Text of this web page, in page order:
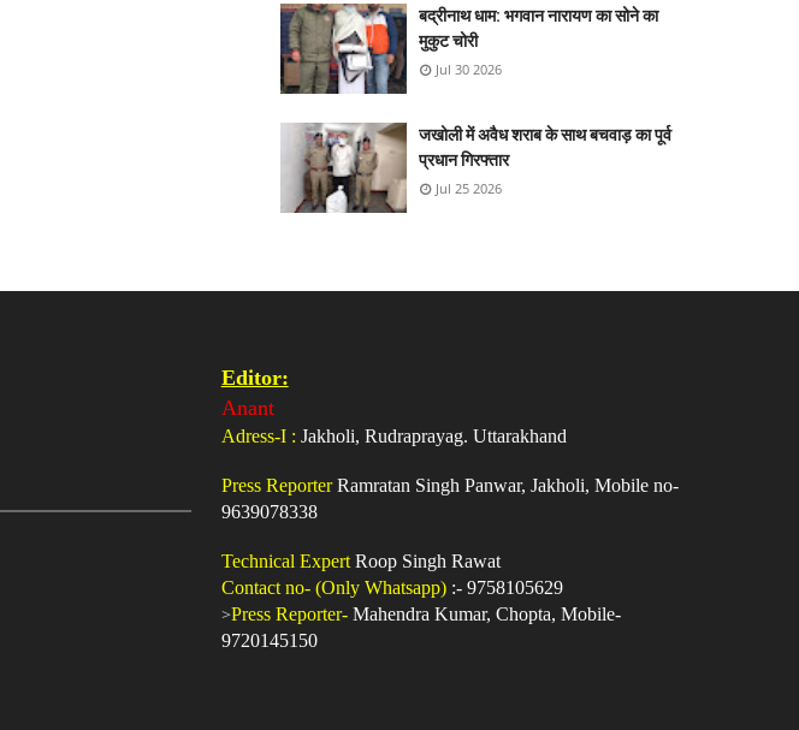
बद्रीनाथ धाम: भगवान नारायण का सोने का
मुकुट चोरी
Jul 30 2026
जखोली में अवैध शराब के साथ बचवाड़ का पूर्व
प्रधान गिरफ्तार
Jul 25 2026
Editor:
Anant
Adress-I : Jakholi, Rudraprayag. Uttarakhand
Press ReporterRamratan Singh Panwar, Jakholi, Mobile no-
9639078338
Technical ExpertRoop Singh Rawat
Contact no- (Only Whatsapp) :- 9758105629
>Press Reporter-Mahendra Kumar, Chopta, Mobile-
9720145150